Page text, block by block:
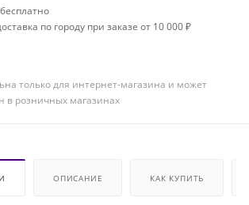
по городу при заказе от 10 000 ₽
только для интернет-магазина и может
в розничных магазинах
ОПИСАНИЕ КАК КУПИТЬ